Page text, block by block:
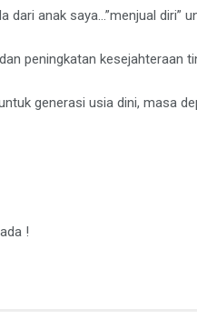
dari anak saya…”menjual diri”
peningkatan kesejahteraan
generasi usia dini, masa
!